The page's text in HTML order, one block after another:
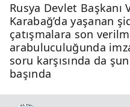
Rusya Devlet
Karabağ’da yaşanan
çatışmalara son
arabuluculuğunda
soru karşısında da
başında